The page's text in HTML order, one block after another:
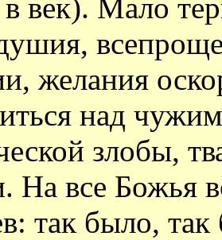
в век). Мало
желания
над
злобы,
На все Божья
так было, так